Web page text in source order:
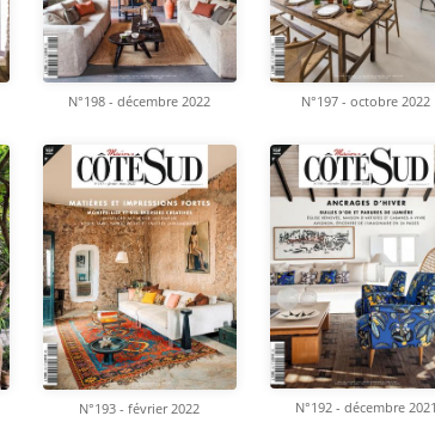
N°198 - décembre 2022 N°197 - octobre 2022
N°193 - février 2022 N°192 - décembre 2021